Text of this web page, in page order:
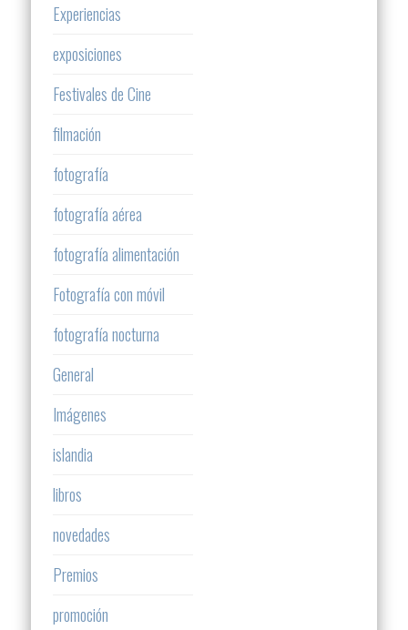
Experiencias
exposiciones
Festivales de Cine
filmación
fotografía
fotografía aérea
fotografía alimentación
Fotografía con móvil
fotografía nocturna
General
Imágenes
islandia
libros
novedades
Premios
promoción